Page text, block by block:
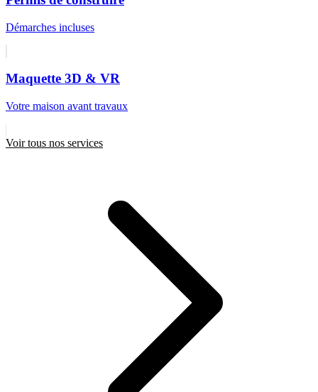
Démarches incluses
Maquette 3D & VR
Votre maison avant travaux
Voir tous nos services